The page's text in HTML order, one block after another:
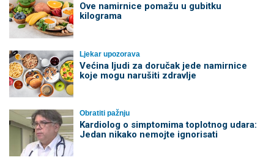
Ove namirnice pomažu u gubitku
kilograma
Ljekar upozorava
Većina ljudi za doručak jede namirnice
koje mogu narušiti zdravlje
Obratiti pažnju
Kardiolog o simptomima toplotnog udara:
Jedan nikako nemojte ignorisati